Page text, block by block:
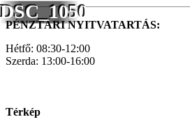
DSC_1050
PÉNZTÁRI NYITVATARTÁS:
Hétfő: 08:30-12:00
Szerda: 13:00-16:00
Térkép